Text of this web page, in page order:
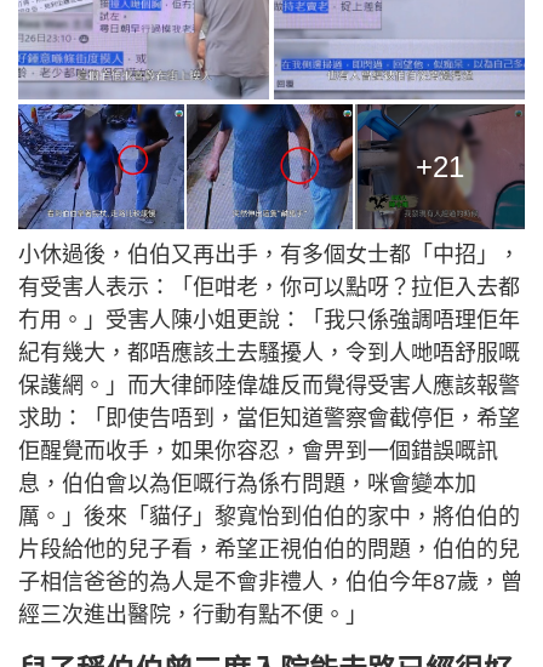
+21
小休過後，伯伯又再出手，有多個女士都「中招」，
有受害人表示：「佢咁老，你可以點呀？拉佢入去都
冇用。」受害人陳小姐更說：「我只係強調唔理佢年
紀有幾大，都唔應該土去騷擾人，令到人哋唔舒服嘅
保護網。」而大律師陸偉雄反而覺得受害人應該報警
求助：「即使告唔到，當佢知道警察會截停佢，希望
佢醒覺而收手，如果你容忍，會畀到一個錯誤嘅訊
息，伯伯會以為佢嘅行為係冇問題，咪會變本加
厲。」後來「貓仔」黎寬怡到伯伯的家中，將伯伯的
片段給他的兒子看，希望正視伯伯的問題，伯伯的兒
子相信爸爸的為人是不會非禮人，伯伯今年87歲，曾
經三次進出醫院，行動有點不便。」